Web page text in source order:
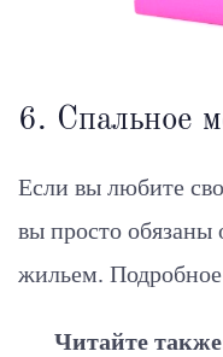
6. Спальное
Если вы любите
вы просто обязаны
жильем.
Читайте